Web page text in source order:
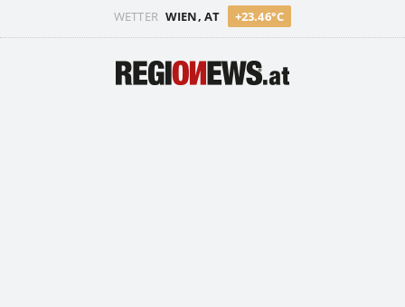
WETTER WIEN, AT +23.46°C